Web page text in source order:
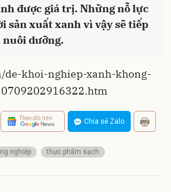
được giá trị. Những nỗ lực
sản xuất xanh vì vậy sẽ tiếp
dưỡng.
de-khoi-nghiep-xanh-khong-
Theo dõi trên Chia sẻ Zalo
nghiệp thực phẩm sạch